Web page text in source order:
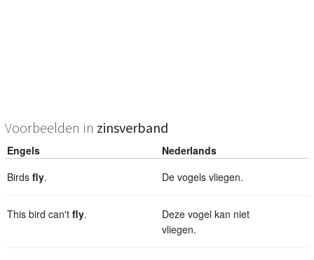
Voorbeelden in zinsverband
Engels
Nederlands
Birds fly. De vogels vliegen.
This bird can't fly.
Deze vogel kan niet
vliegen.